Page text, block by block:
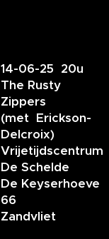
14-06-25 20u
The Rusty
Zippers
(met Erickson-
Delcroix)
Vrijetijdscentrum
De Schelde
De Keyserhoeve
66
Zandvliet